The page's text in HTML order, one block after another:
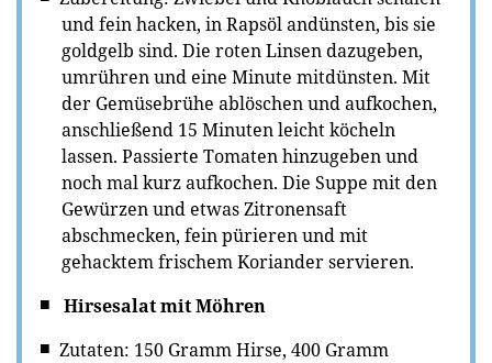
und fein hacken, in Rapsöl andünsten, bis sie
goldgelb sind. Die roten Linsen dazugeben,
umrühren und eine Minute mitdünsten. Mit
der Gemüsebrühe ablöschen und aufkochen,
anschließend 15 Minuten leicht köcheln
lassen. Passierte Tomaten hinzugeben und
noch mal kurz aufkochen. Die Suppe mit den
Gewürzen und etwas Zitronensaft
abschmecken, fein pürieren und mit
gehacktem frischem Koriander servieren.
Hirsesalat mit Möhren
Zutaten: 150 Gramm Hirse, 400 Gramm